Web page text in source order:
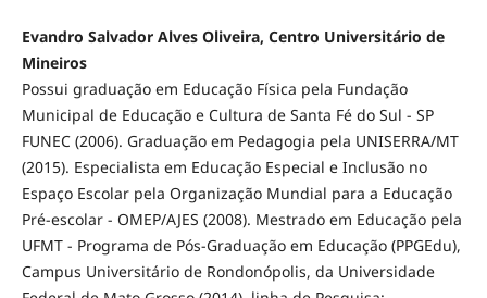
Evandro Salvador Alves Oliveira, Centro Universitário de
Mineiros
Possui graduação em Educação Física pela Fundação
Municipal de Educação e Cultura de Santa Fé do Sul - SP
FUNEC (2006). Graduação em Pedagogia pela UNISERRA/MT
(2015). Especialista em Educação Especial e Inclusão no
Espaço Escolar pela Organização Mundial para a Educação
Pré-escolar - OMEP/AJES (2008). Mestrado em Educação pela
UFMT - Programa de Pós-Graduação em Educação (PPGEdu),
Campus Universitário de Rondonópolis, da Universidade